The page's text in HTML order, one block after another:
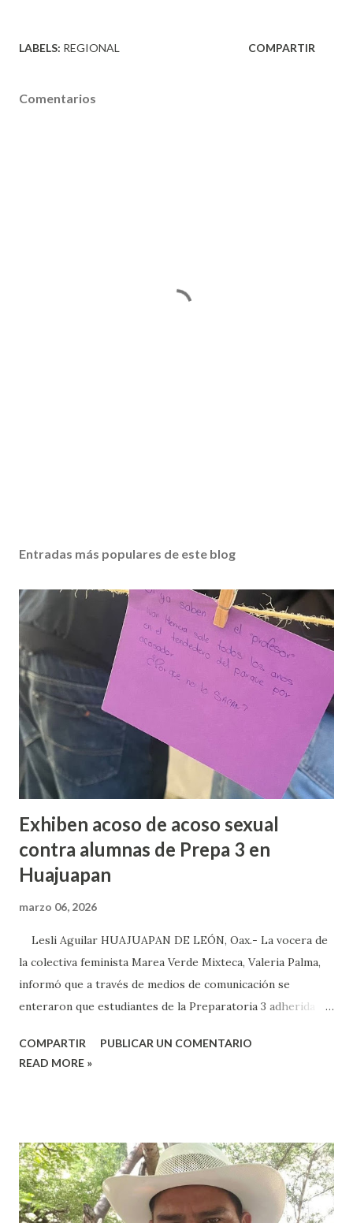
LABELS: REGIONAL COMPARTIR
Comentarios
Entradas más populares de este blog
Exhiben acoso de acoso sexual
contra alumnas de Prepa 3 en
Huajuapan
marzo 06, 2026
Lesli Aguilar HUAJUAPAN DE LEÓN, Oax.- La vocera de
la colectiva feminista Marea Verde Mixteca, Valeria Palma,
informó que a través de medios de comunicación se
enteraron que estudiantes de la Preparatoria 3 adherida a
colocado un tendedero de denuncias por el tema de acoso
la colectiva acudieron a la Prepa 3 a recibir las denuncias de
acosos sexual por parte de sus profesores sin que las
autoridades educativas hicieran nada. Valeria Palma informó
COMPARTIR
PUBLICAR UN COMENTARIO
READ MORE »